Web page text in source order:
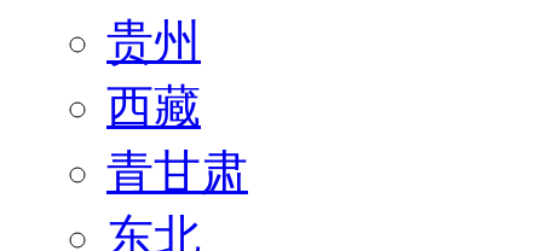
贵州
西藏
青甘肃
东北